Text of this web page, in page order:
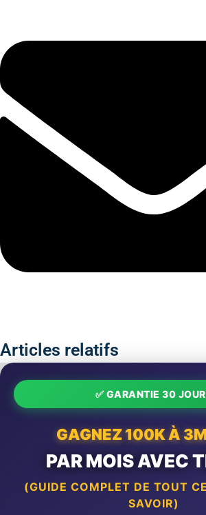
Articles relatifs
✅ GARANTIE 30
GAGNEZ 100K À
PAR MOIS AVEC
(GUIDE COMPLET DE TOUT
SAVOIR)